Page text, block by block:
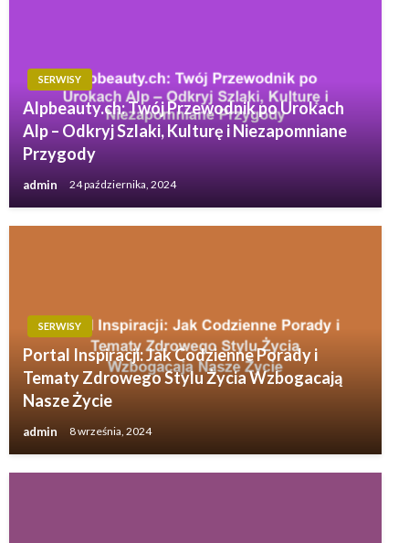
SERWISY
Alpbeauty.ch: Twój Przewodnik po Urokach
Alp – Odkryj Szlaki, Kulturę i Niezapomniane
Przygody
admin 24 października, 2024
SERWISY
Portal Inspiracji: Jak Codzienne Porady i
Tematy Zdrowego Stylu Życia Wzbogacają
Nasze Życie
admin 8 września, 2024